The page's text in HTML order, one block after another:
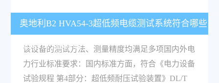
奥地利B2 HVA54-3超低频电缆测试系统符合哪些
国内外行业标准？
该设备的测试方法、测量精度均满足多项国内外电
力行业标准要求：国内标准方面，符合《电力设备
试验规程 第4部分：超低频耐压试验装置》DL/T